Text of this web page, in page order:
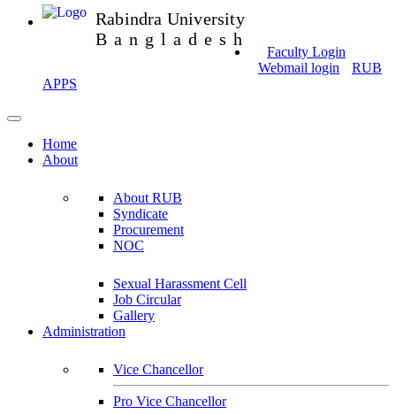
Rabindra University
Bangladesh
Faculty Login
Webmail login
RUB
APPS
Home
About
About RUB
Syndicate
Procurement
NOC
Sexual Harassment Cell
Job Circular
Gallery
Administration
Vice Chancellor
Pro Vice Chancellor